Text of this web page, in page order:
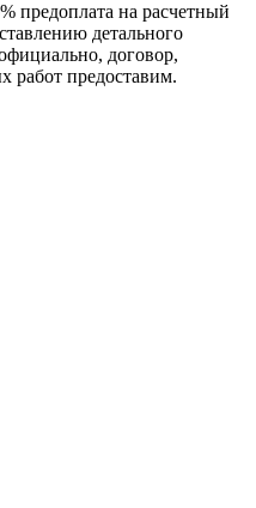
предоплата на расчетный
детального
договор,
работ предоставим.